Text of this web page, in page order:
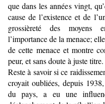
que dans les années vingt,
cause de l’existence et de
grossièreté des moyens
l’importance de la menace;
de cette menace et montre
peur, et sans doute à juste titre.
Reste à savoir si ce
croyait oubliées, depuis
du pays, a eu une